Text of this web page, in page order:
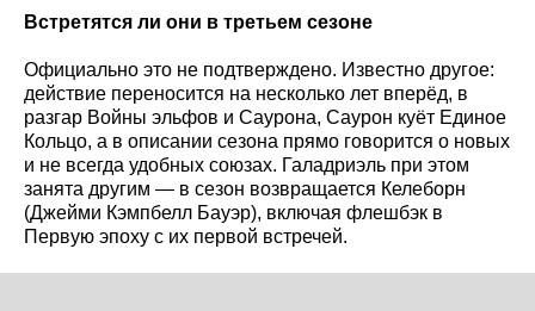
Встретятся ли они в третьем сезоне
Официально это не подтверждено. Известно другое:
действие переносится на несколько лет вперёд, в
разгар Войны эльфов и Саурона, Саурон куёт Единое
Кольцо, а в описании сезона прямо говорится о новых
и не всегда удобных союзах. Галадриэль при этом
занята другим — в сезон возвращается Келеборн
(Джейми Кэмпбелл Бауэр), включая флешбэк в
Первую эпоху с их первой встречей.